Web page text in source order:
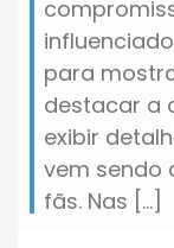
para
destacar a
exibir
vem sendo
fãs. Nas […]